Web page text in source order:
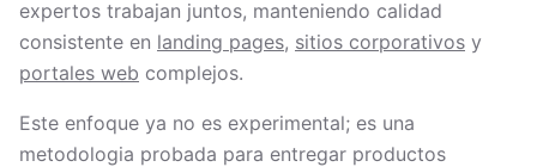
expertos trabajan juntos, manteniendo calidad
consistente en landing pages, sitios corporativos y
portales web complejos.
Este enfoque ya no es experimental; es una
metodologia probada para entregar productos